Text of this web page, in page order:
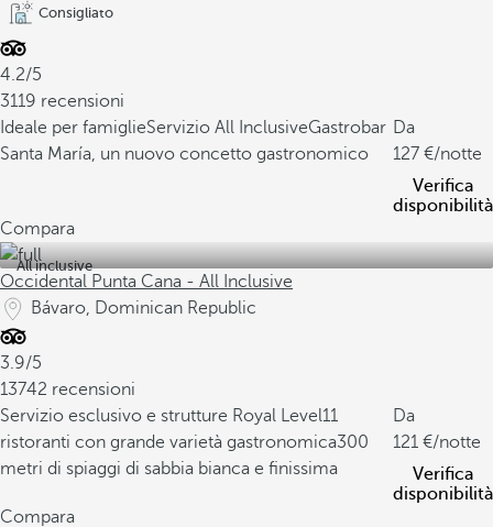
Consigliato
4.2/5
3119 recensioni
Ideale per famiglieServizio All InclusiveGastrobar
Santa María, un nuovo concetto gastronomico
Da
127
/notte
Verifica
disponibilità
Compara
All inclusive
Occidental Punta Cana - All Inclusive
Bávaro, Dominican Republic
3.9/5
13742 recensioni
Servizio esclusivo e strutture Royal Level11
ristoranti con grande varietà gastronomica300
metri di spiaggi di sabbia bianca e finissima
Da
121
/notte
Verifica
disponibilità
Compara